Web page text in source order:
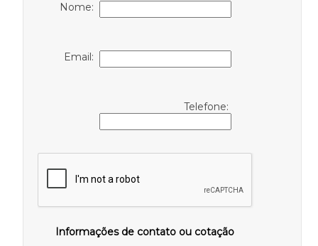
Nome:
Email:
Telefone:
Informações de contato ou cotação